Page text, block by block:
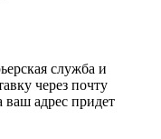
служба и
через почту
адрес придет